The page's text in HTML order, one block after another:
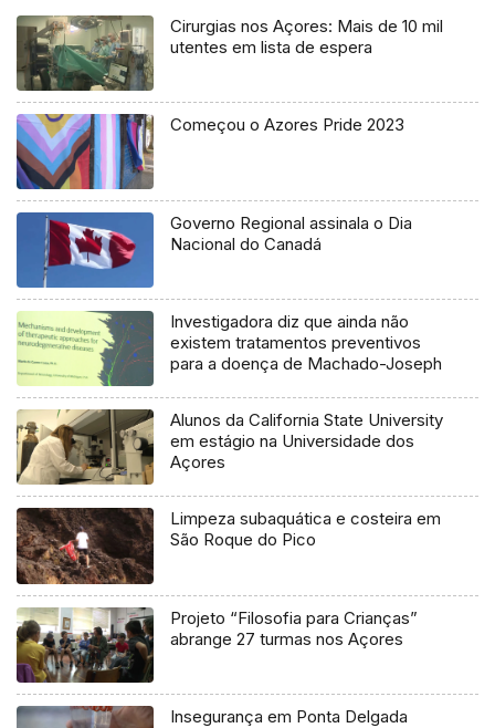
Cirurgias nos Açores: Mais de 10 mil
utentes em lista de espera
Começou o Azores Pride 2023
Governo Regional assinala o Dia
Nacional do Canadá
Investigadora diz que ainda não
existem tratamentos preventivos
para a doença de Machado-Joseph
Alunos da California State University
em estágio na Universidade dos
Açores
Limpeza subaquática e costeira em
São Roque do Pico
Projeto “Filosofia para Crianças”
abrange 27 turmas nos Açores
Insegurança em Ponta Delgada